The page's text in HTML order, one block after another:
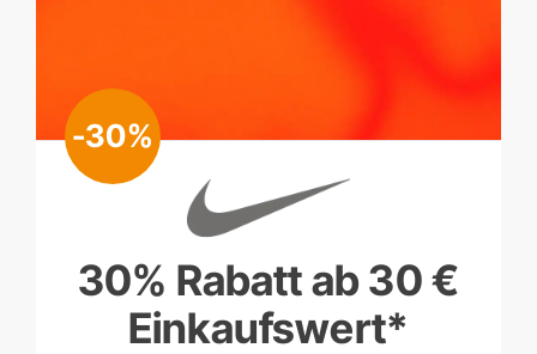
-30%
30% Rabatt ab 30 €
Ein­kaufs­wert*